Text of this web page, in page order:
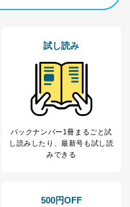
等による商品、サービ
ンペーン等の広告に関す
考、ご連絡のため
総務などの雇用管理等のた
品配送のため
業及びお客様がご購入され
の発売元企業からのｅメー
よる商品、
ス、キャンペーン等の広告
ご案内のため
ペレーター教育など応対品
試し読み
バックナンバー1冊まるごと試
し読み したり、最新号も試し読
みできる
500円OFF